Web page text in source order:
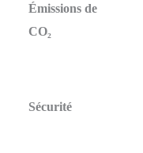
Émissions de
CO₂
Sécurité